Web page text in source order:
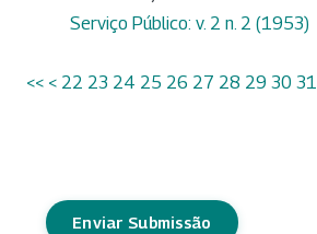
Serviço Público: v. 2 n. 2 (1953)
<< < 22 23 24 25 26 27 28 29 30 31
Enviar Submissão